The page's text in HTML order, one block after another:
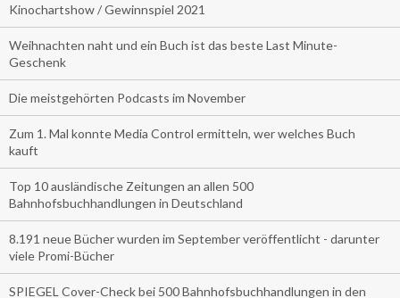
Kinochartshow / Gewinnspiel 2021
Weihnachten naht und ein Buch ist das beste Last Minute-
Geschenk
Die meistgehörten Podcasts im November
Zum 1. Mal konnte Media Control ermitteln, wer welches Buch
kauft
Top 10 ausländische Zeitungen an allen 500
Bahnhofsbuchhandlungen in Deutschland
8.191 neue Bücher wurden im September veröffentlicht - darunter
viele Promi-Bücher
SPIEGEL Cover-Check bei 500 Bahnhofsbuchhandlungen in den